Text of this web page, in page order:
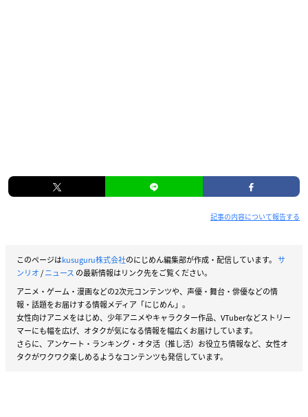
記事の内容について報告する
このページはkusuguru株式会社のにじめん編集部が作成・配信しています。 サ
ンリオ/ニュース の最新情報はリンク先をご覧ください。
アニメ・ゲーム・漫画などの2次元コンテンツや、声優・舞台・俳優などの情
報・話題をお届けする情報メディア「にじめん」。
女性向けアニメをはじめ、少年アニメやキャラクター作品、VTuberなどストリー
マーにも幅を広げ、オタクが気になる情報を幅広くお届けしています。
さらに、アンケート・ランキング・オタ活（推し活）お役立ち情報など、女性オ
タクがワクワク楽しめるようなコンテンツも発信しています。